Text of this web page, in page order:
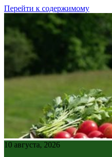
Перейти к содержимому
10 августа, 2026